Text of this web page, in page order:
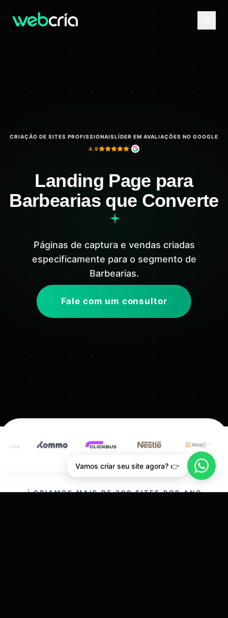
CRIAÇÃO DE SITES PROFISSIONAISLÍDER EM AVALIAÇÕES NO GOOGLE
4.9
Landing Page para
Barbearias que Converte
Páginas de captura e vendas criadas
especificamente para o segmento de
Barbearias.
Fale com um consultor
CRIAMOS MAIS DE 200 SITES POR ANO.
Vamos criar seu site agora? 👉